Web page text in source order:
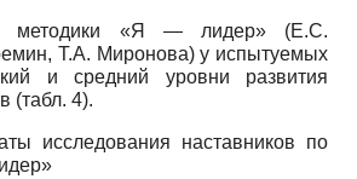
методики «Я — лидер» (Е.С.
Т.А. Миронова) у испытуемых
и средний уровни развития
(табл. 4).
исследования наставников по